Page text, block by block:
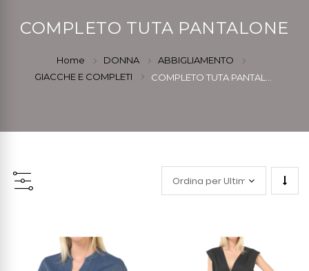
COMPLETO TUTA PANTALONE
Home DONNA
ABBIGLIAMENTO
GIACCHE E COMPLETI